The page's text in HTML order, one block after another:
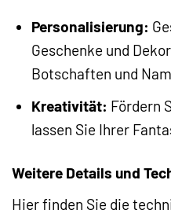
Personalisierung:
Geschenke und
Botschaften und
Kreativität: Fördern
lassen Sie Ihrer
Weitere Details und
Hier finden Sie die